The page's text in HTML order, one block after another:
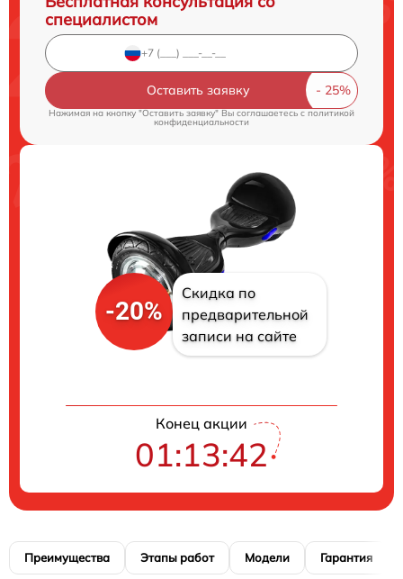
специалистом
Оставить заявку
Нажимая на кнопку "Оставить заявку" Вы соглашаетесь cполитикой
конфиденциальности
-20%
Скидка по
предварительной
записи на сайте
Конец акции
01:13:41
Преимущества Этапы работ Модели Гарантия